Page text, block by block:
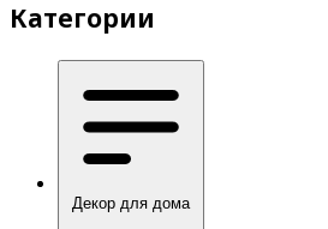
Категории
Декор для дома